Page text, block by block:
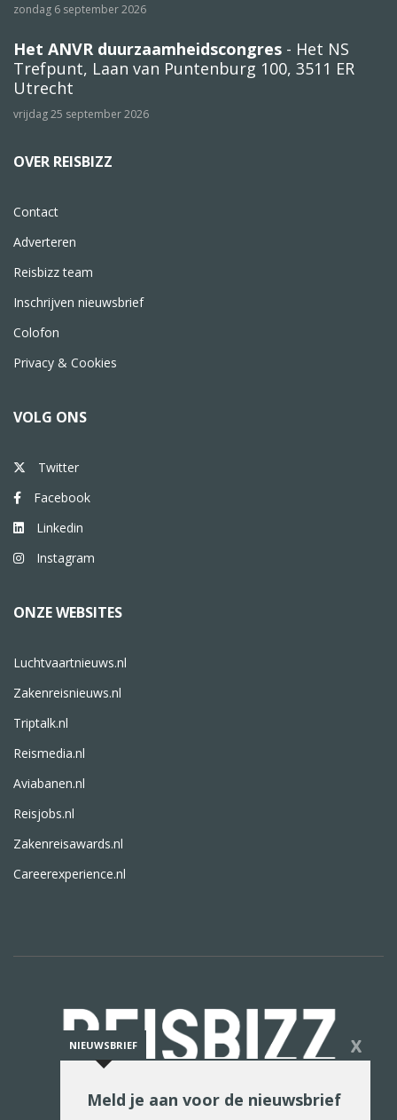
zondag 6 september 2026
Het ANVR duurzaamheidscongres - Het NS
Trefpunt, Laan van Puntenburg 100, 3511 ER
Utrecht
vrijdag 25 september 2026
OVER REISBIZZ
Contact
Adverteren
Reisbizz team
Inschrijven nieuwsbrief
Colofon
Privacy & Cookies
VOLG ONS
Twitter
Facebook
Linkedin
Instagram
ONZE WEBSITES
Luchtvaartnieuws.nl
Zakenreisnieuws.nl
Triptalk.nl
Reismedia.nl
Aviabanen.nl
Reisjobs.nl
Zakenreisawards.nl
Careerexperience.nl
De reiswereld in woord en beeld
NIEUWSBRIEF X
Meld je aan voor de nieuwsbrief